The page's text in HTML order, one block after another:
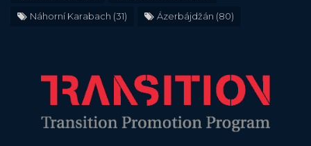
Náhorní Karabach (31) Ázerbájdžán (80)